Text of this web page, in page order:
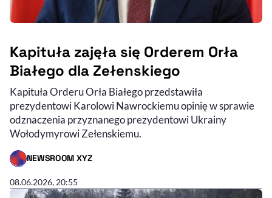
Kapituła zajęła się Orderem Orła
Białego dla Zełenskiego
Kapituła Orderu Orła Białego przedstawiła
prezydentowi Karolowi Nawrockiemu opinię w sprawie
odznaczenia przyznanego prezydentowi Ukrainy
Wołodymyrowi Zełenskiemu.
NEWSROOM XYZ
- AUTOR ARTYKUŁU - PROFIL
08.06.2026, 20:55